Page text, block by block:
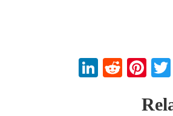
WhatsApp
Twitter
Pinterest
Reddit